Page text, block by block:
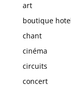
art
boutique
chant
cinéma
circuits
concert